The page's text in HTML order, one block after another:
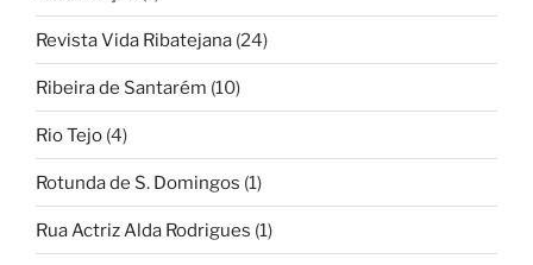
Revista Vida Ribatejana (24)
Ribeira de Santarém (10)
Rio Tejo (4)
Rotunda de S. Domingos (1)
Rua Actriz Alda Rodrigues (1)